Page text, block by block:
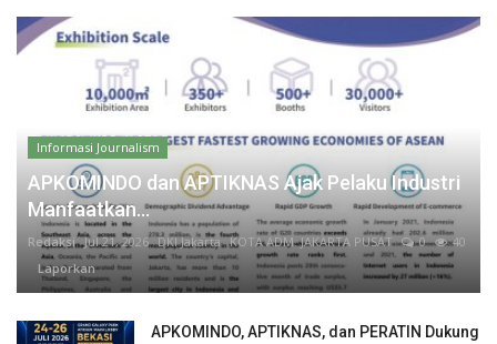
Informasi Journalism
APKOMINDO dan APTIKNAS Ajak Pelaku Industri
Manfaatkan...
Redaksi Jul 21, 2026 DKI Jakarta KOTA ADM. JAKARTA PUSAT 0
40
Laporkan
APKOMINDO, APTIKNAS, dan PERATIN Dukung